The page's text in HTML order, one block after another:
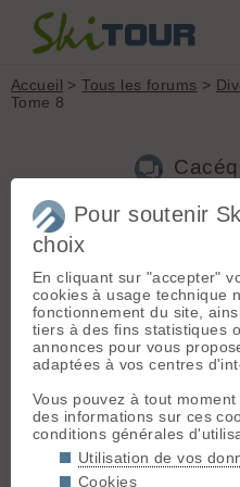
Accueil >Tous les forums >
Tome 8
Aller à la page :
Nouveau sujet Voir tous les
Aurelynx[1121posts] - Le
cyrilleb a dit :
regardant vers le
oui... et du coup le nom de
de le Tempête) ? 😄
Pour soutenir
choix
En cliquant sur "accepter"
cookies à usage technique
fonctionnement du site,
tiers à des fins statistiques
annonces pour vous
adaptées à vos centres
Vous pouvez à tout
des informations sur ces
conditions générales
Utilisation de vos
Cookies